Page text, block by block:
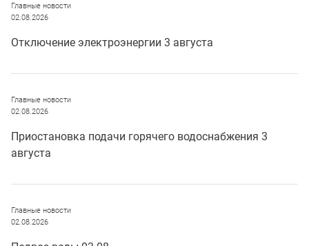
Главные новости
02.08.2026
Отключение электроэнергии 3 августа
Главные новости
02.08.2026
Приостановка подачи горячего водоснабжения 3
августа
Главные новости
02.08.2026